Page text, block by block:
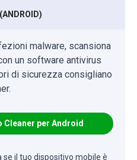
malware, scansiona
un software antivirus
di sicurezza consigliano
Cleaner per Android
il tuo dispositivo mobile è